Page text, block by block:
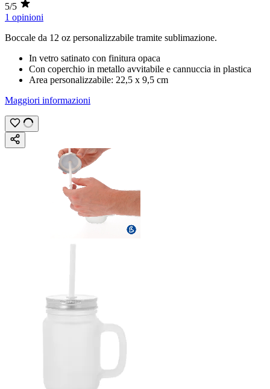
5/5
1 opinioni
Boccale da 12 oz personalizzabile tramite sublimazione.
In vetro satinato con finitura opaca
Con coperchio in metallo avvitabile e cannuccia in plastica
Area personalizzabile: 22,5 x 9,5 cm
Maggiori informazioni